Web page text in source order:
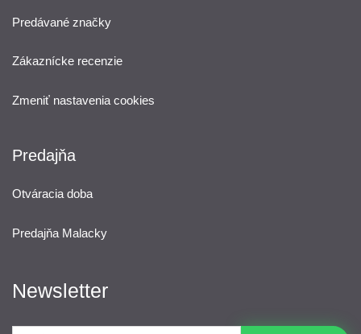
Predávané značky
Zákaznícke recenzie
Zmeniť nastavenia cookies
Predajňa
Otváracia doba
Predajňa Malacky
Newsletter